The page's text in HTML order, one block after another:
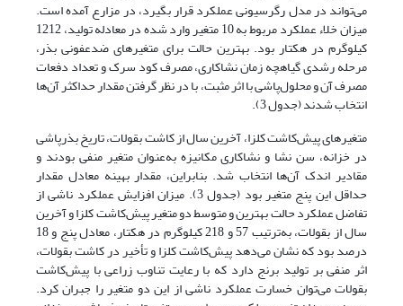
می‌تواند در مدل رگرسیونی عملکرد قرار بگیرد، در مزارع آمده است.
میزان خلاء عملکرد مربوط به 10 متغیر وارد شده در معادله تولید، 1212
کیلوگرم در هکتار بود. بهترین حالت برای متغیرهای ضدعفونی بذر،
مرحله رشدی گیاهچه زمان نشاکاری، مصرف کود سرک و تعداد دفعات
مصرف آن و محلول‌پاشی با اثر مثبت، با در نظر گرفتن مقدار حداکثر آن‌ها
انتخاب شدند (جدول 3).
متغیرهای پیش‌کاشت کلزا، آخرین سال از کاشت بقولات، تاریخ بذرپاشی
در خزانه، سن نشا و نشاکاری مکانیزه به‌عنوان متغیر منفی بودند و
مقادیر اندک آن‌ها انتخاب شد. بنابراین، مقدار بهینه معادل مقدار
حداقل این پنج متغیر بود (جدول 3). میزان افزایش عملکرد ناشی از
تفاضل عملکرد حالت بهترین و متوسط دو متغیر پیش‌کاشت کلزا و آخرین
سال از بقولات، به‌ترتیب 57 و 218 کیلوگرم در هکتار، معادل پنج و 18
درصد بود که نشان می‌دهد پیش‌کاشت کلزا و تأخیر در کاشت بقولات،
اثر منفی بر تولید برنج دارد که با رعایت تناوب زراعی با پیش‌کاشت
بقولات می‌توان خسارت عملکرد ناشی از این دو متغیر را جبران کرد.